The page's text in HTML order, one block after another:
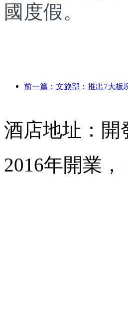
國度假。
酒店地址：開
2016年開業